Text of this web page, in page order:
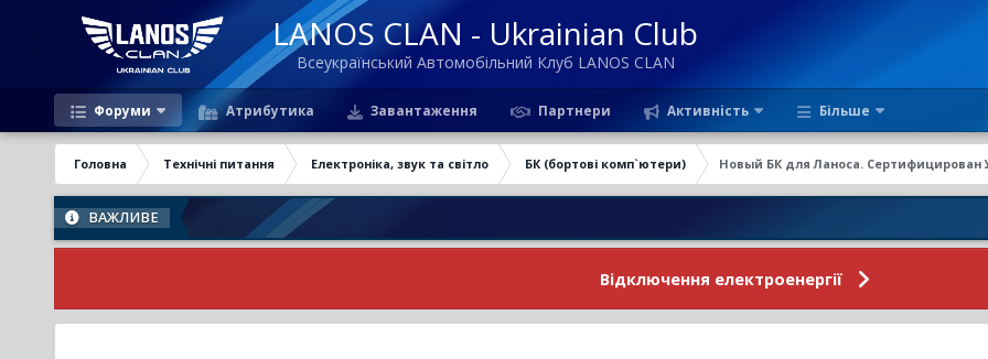
LANOS CLAN - Ukrainian Club
Всеукраїнський Автомобільний Клуб LANOS CLAN
Форуми Атрибутика Завантаження Партнери Активність Більше
Головна Технічні питання Електроніка, звук та світло БК (бортові комп`ютери) Новый БК для Ланоса. Сертифицирован
ВАЖЛИВЕ
Відключення електроенергії